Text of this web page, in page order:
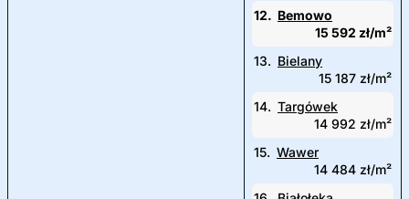
12. Bemowo
15 592 zł/m²
13. Bielany
15 187 zł/m²
14. Targówek
14 992 zł/m²
15. Wawer
14 484 zł/m²